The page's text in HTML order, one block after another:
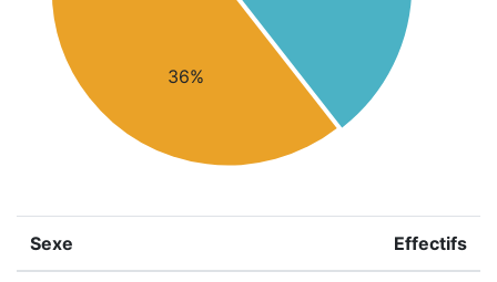
36%
Sexe Effectifs